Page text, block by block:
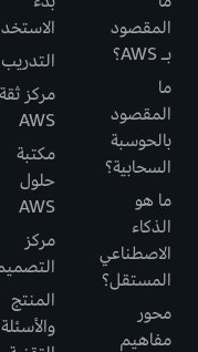
المقصود
بـ AWS؟
ما
المقصود
بالحوسبة
السحابية؟
ما هو
الذكاء
الاصطناعي
المستقل؟
محور
مفاهيم
التدريب
مركز ثقة
AWS
مكتبة
حلول
AWS
مركز
المنتج
والأسئلة